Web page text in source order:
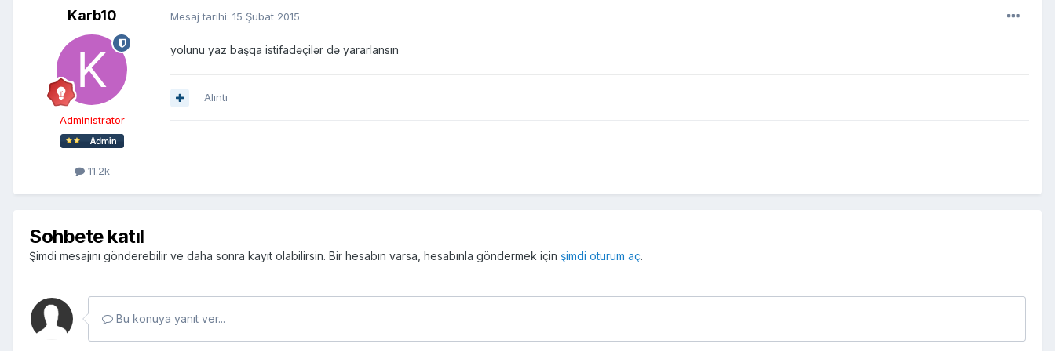
Karb10
Administrator
11.2k
Mesaj tarihi: 15 Şubat 2015
yolunu yaz başqa istifadəçilər də yararlansın
Alıntı
Sohbete katıl
Şimdi mesajını gönderebilir ve daha sonra kayıt olabilirsin. Bir hesabın varsa, hesabınla göndermek için şimdi oturum aç.
Bu konuya yanıt ver...